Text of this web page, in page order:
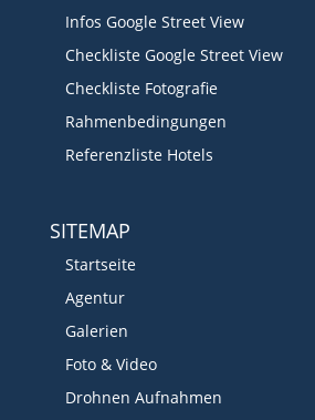
Infos Google Street View
Checkliste Google Street View
Checkliste Fotografie
Rahmenbedingungen
Referenzliste Hotels
SITEMAP
Startseite
Agentur
Galerien
Foto & Video
Drohnen Aufnahmen